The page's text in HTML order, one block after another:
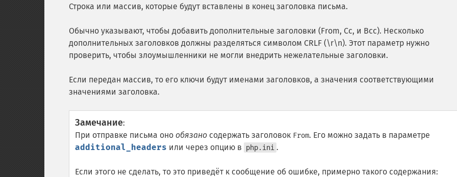
Строка или массив, которые будут вставлены в конец заголовка письма.
Обычно указывают, чтобы добавить дополнительные заголовки (From, Cc, и Bcc). Несколько
дополнительных заголовков должны разделяться символом CRLF (\r\n). Этот параметр нужно
проверить, чтобы злоумышленники не могли внедрить нежелательные заголовки.
Если передан массив, то его ключи будут именами заголовков, а значения соответствующими
значениями заголовка.
Замечание:
При отправке письма оно обязано содержать заголовок From. Его можно задать в параметре
additional_headers или через опцию в php.ini .
Если этого не сделать, то это приведёт к сообщение об ошибке, примерно такого содержания: